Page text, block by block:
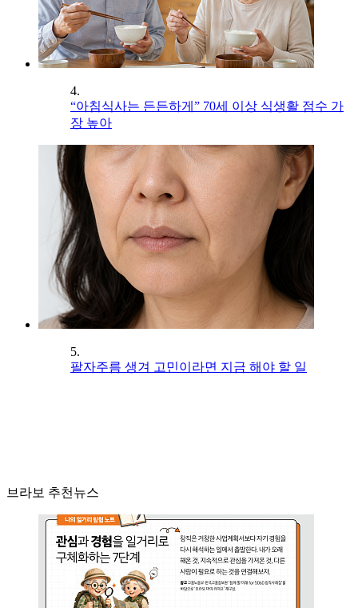
4.
“아침식사는 든든하게” 70세 이상 식생활 점수 가
장 높아
5.
팔자주름 생겨 고민이라면 지금 해야 할 일
브라보 추천뉴스